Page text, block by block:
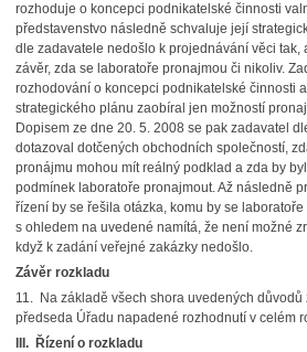
rozhoduje o koncepci podnikatelské činnosti
představenstvo následně schvaluje její
dle zadavatele nedošlo k projednávání věci tak,
závěr, zda se laboratoře pronajmou či nikoliv.
rozhodování o koncepci podnikatelské činnosti
strategického plánu zaobíral jen možností
Dopisem ze dne 20. 5. 2008 se pak zadavatel
dotazoval dotčených obchodních společností,
pronájmu mohou mít reálný podklad a zda by
podmínek laboratoře pronajmout. Až následně
řízení by se řešila otázka, komu by se laboratoře
s ohledem na uvedené namítá, že není možné
když k zadání veřejné zakázky nedošlo.
Závěr rozkladu
11. Na základě všech shora uvedených
předseda Úřadu napadené rozhodnutí v celém
III. Řízení o rozkladu